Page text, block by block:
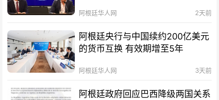
阿根廷华人网 2天前
阿根廷央行与中国续约200亿美元
的货币互换 有效期增至5年
阿根廷华人网 3天前
阿根廷政府回应巴西降级两国关系